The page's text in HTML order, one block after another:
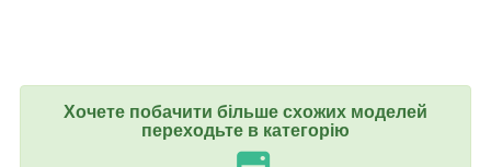
Хочете побачити більше схожих моделей
переходьте в категорію